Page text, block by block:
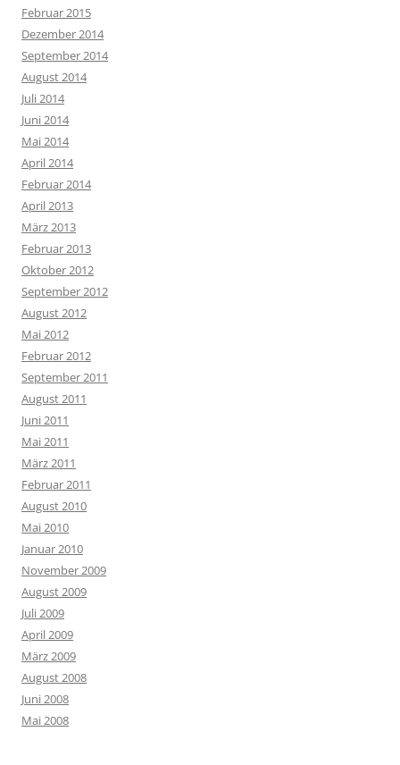
Februar 2015
Dezember 2014
September 2014
August 2014
Juli 2014
Juni 2014
Mai 2014
April 2014
Februar 2014
April 2013
März 2013
Februar 2013
Oktober 2012
September 2012
August 2012
Mai 2012
Februar 2012
September 2011
August 2011
Juni 2011
Mai 2011
März 2011
Februar 2011
August 2010
Mai 2010
Januar 2010
November 2009
August 2009
Juli 2009
April 2009
März 2009
August 2008
Juni 2008
Mai 2008